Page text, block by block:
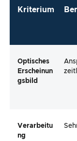
Kriterium
Optisches
Erscheinun
gsbild
Verarbeitu
ng